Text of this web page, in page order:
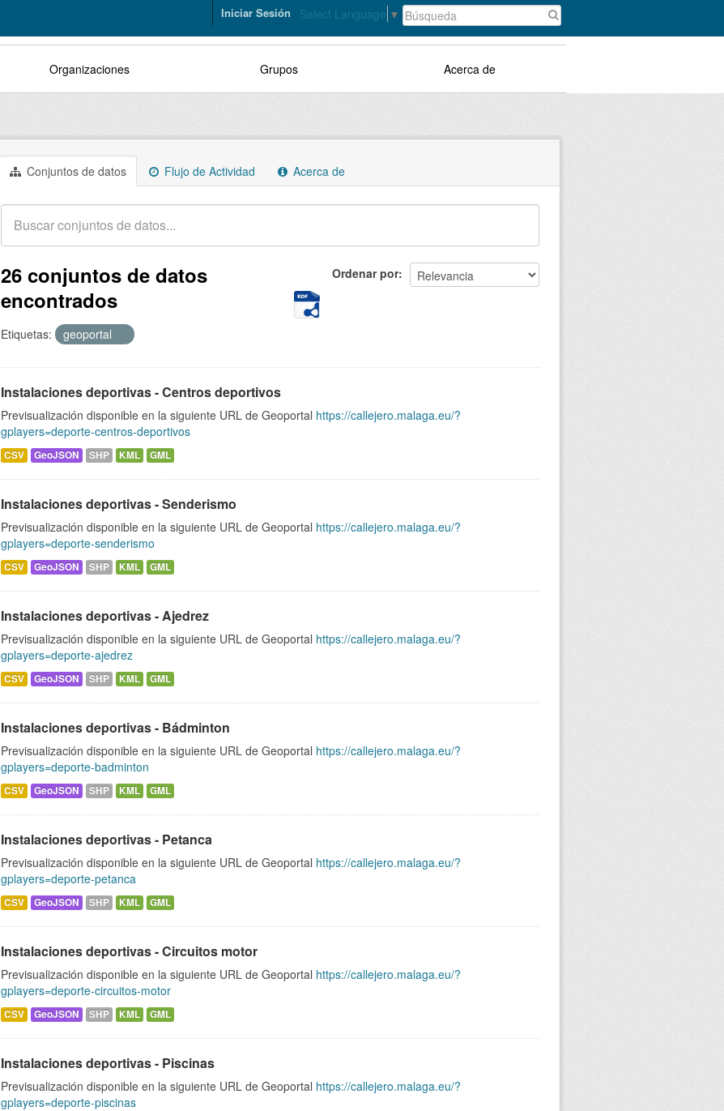
Select Language ▼
Iniciar Sesión
Organizaciones Grupos Acerca de
Conjuntos de datos Flujo de Actividad Acerca de
Ordenar por
26 conjuntos de datos
encontrados
Etiquetas: geoportal
Instalaciones deportivas - Centros deportivos
Previsualización disponible en la siguiente URL de Geoportal https://callejero.malaga.eu/?
gplayers=deporte-centros-deportivos
CSV GeoJSON SHP KML GML
Instalaciones deportivas - Senderismo
Previsualización disponible en la siguiente URL de Geoportal https://callejero.malaga.eu/?
gplayers=deporte-senderismo
CSV GeoJSON SHP KML GML
Instalaciones deportivas - Ajedrez
Previsualización disponible en la siguiente URL de Geoportal https://callejero.malaga.eu/?
gplayers=deporte-ajedrez
CSV GeoJSON SHP KML GML
Instalaciones deportivas - Bádminton
Previsualización disponible en la siguiente URL de Geoportal https://callejero.malaga.eu/?
gplayers=deporte-badminton
CSV GeoJSON SHP KML GML
Instalaciones deportivas - Petanca
Previsualización disponible en la siguiente URL de Geoportal https://callejero.malaga.eu/?
gplayers=deporte-petanca
CSV GeoJSON SHP KML GML
Instalaciones deportivas - Circuitos motor
Previsualización disponible en la siguiente URL de Geoportal https://callejero.malaga.eu/?
gplayers=deporte-circuitos-motor
CSV GeoJSON SHP KML GML
Instalaciones deportivas - Piscinas
Previsualización disponible en la siguiente URL de Geoportal https://callejero.malaga.eu/?
gplayers=deporte-piscinas